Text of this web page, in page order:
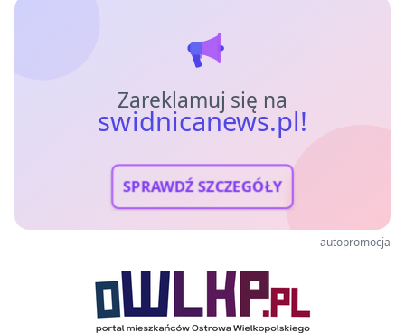
Zareklamuj się na
swidnicanews.pl!
SPRAWDŹ SZCZEGÓŁY
autopromocja